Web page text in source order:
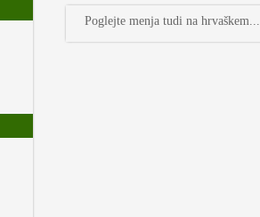
Poglejte menja tudi na hrvaškem...